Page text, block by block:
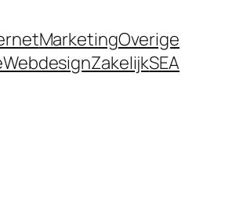
MarketingOverige
WebdesignZakelijkSEA